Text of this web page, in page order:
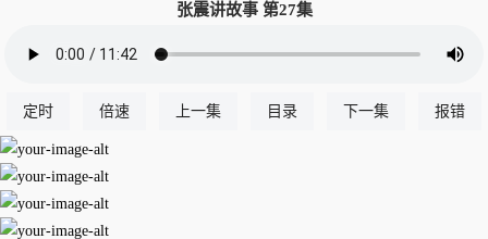
张震讲故事 第27集
定时 倍速 上一集 目录 下一集 报错